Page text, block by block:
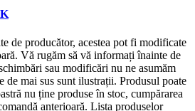
de producător, acestea pot fi modificate
Vă rugăm să vă informați înainte de
sau modificări nu ne asumăm
de mai sus sunt ilustrații. Produsul poate
nu ține produse în stoc, cumpărarea
anterioară. Lista produselor